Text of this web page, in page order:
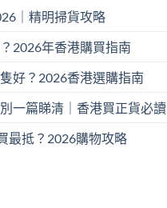
｜精明掃貨攻略
2026年香港購買指南
好？2026香港選購指南
一篇睇清｜香港買正貨必讀
最抵？2026購物攻略